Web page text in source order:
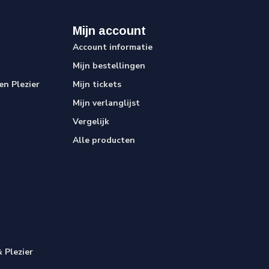
Plezier
Plezier
Mijn account
Account informatie
Mijn bestellingen
Mijn tickets
Mijn verlanglijst
Vergelijk
Alle producten